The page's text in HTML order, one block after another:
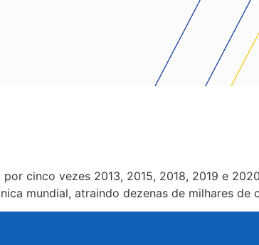
cinco vezes 2013, 2015, 2018, 2019 e
mundial, atraindo dezenas de milhares de